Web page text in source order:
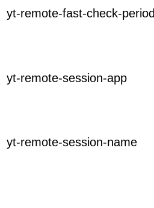
yt-remote-fast-check-period
yt-remote-session-app
yt-remote-session-name